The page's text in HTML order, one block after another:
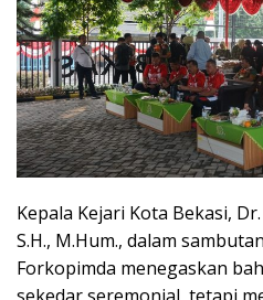
Kepala Kejari Kota Bekasi,
S.H., M.Hum., dalam
Forkopimda menegaskan